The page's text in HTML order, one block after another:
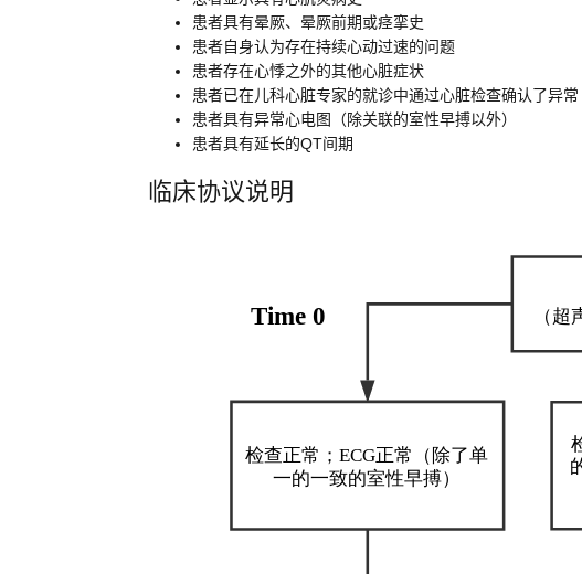
患者具有晕厥、晕厥前期或痉挛史
患者自身认为存在持续心动过速的问题
患者存在心悸之外的其他心脏症状
患者已在儿科心脏专家的就诊中通过心脏检查确认了异常
患者具有异常心电图（除关联的室性早搏以外）
患者具有延长的QT间期
临床协议说明